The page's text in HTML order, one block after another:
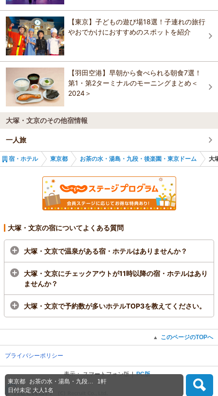
東京都 お茶の水・湯島・九段…
1軒
日付未定 大人1名
ホテル京阪東京四谷
相鉄フレッサイン御茶ノ水神保町
ヴィラフォンテーヌ東京九段下｜住友不動産
お茶の水ホテル 昇龍館
ホテルマイステイズ御茶ノ水コンファレンスセンタ
ー
ＪＲ東日本ホテルメッツ プレミア 秋葉原
ホテルメトロポリタンエドモント
お茶の水イン〈全館禁煙〉
アパホテル〈東京九段下〉
お茶の水ホテル 昇龍館
ホテル京阪東京四谷
相鉄フレッサイン御茶ノ水神保町
【東京】子どもの遊び場18選！子連れの旅行
やおでかけにおすすめのスポットを紹介
【羽田空港】早朝から食べられる朝食7選！
第1・第2ターミナルのモーニングまとめ＜
2024＞
大塚・文京のその他宿情報
一人旅
宿・ホテル 東京都 お茶の水・湯島・九段・後楽園・東京ドーム 大
大塚・文京の宿についてよくある質問
大塚・文京で温泉がある宿・ホテルはありませんか？
大塚・文京にチェックアウトが11時以降の宿・ホテルはあり
ませんか？
大塚・文京で予約数が多いホテルTOP3を教えてください。
▲ このページのTOPへ
プライバシーポリシー
表示： スマートフォン版 PC版